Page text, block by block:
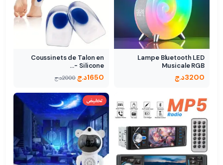
Lampe Bluetooth LED
Musicale RGB
3200د.ج
Coussinets de Talon en
Silicone -…
1650د.ج 2000د.ج
تخفيض